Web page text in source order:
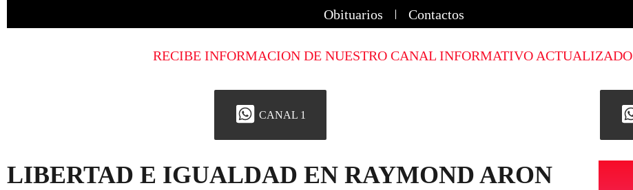
Obituarios
Contactos
RECIBE INFORMACION DE NUESTRO CANAL INFORMATIVO ACTUALIZADO
CANAL 1
LIBERTAD E IGUALDAD EN RAYMOND ARON